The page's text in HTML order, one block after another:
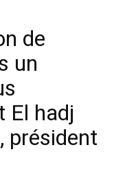
de
un
El hadj
président